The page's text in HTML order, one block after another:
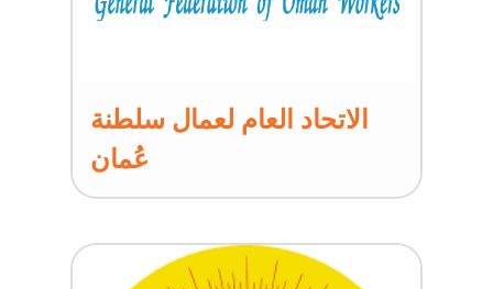
الاتحاد العام لعمال سلطنة
عُمان